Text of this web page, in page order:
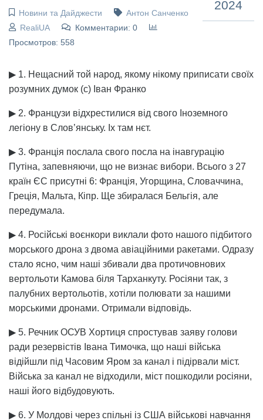
Новини та Дайджести
Антон Санченко
RealiUA
Комментарии: 0
Просмотров: 558
2024
▶ 1. Нещасний той народ, якому нікому приписати своїх
розумних думок (с) Іван Франко
▶ 2. Французи відхрестилися від свого Іноземного
легіону в Слов’янську. Іх там нєт.
▶ 3. Франція послала свого посла на інавгурацію
Путіна, запевняючи, що не визнає вибори. Всього з 27
країн ЄС присутні 6: Франція, Угорщина, Словаччина,
Греція, Мальта, Кіпр. Ще збиралася Бельгія, але
передумала.
▶ 4. Російські воєнкори виклали фото нашого підбитого
морського дрона з двома авіаційними ракетами. Одразу
стало ясно, чим наші збивали два протичовнових
вертольоти Камова біля Тарханкуту. Росіяни так, з
палубних вертольотів, хотіли полювати за нашими
морськими дронами. Отримали відповідь.
▶ 5. Речник ОСУВ Хортиця спростував заяву голови
ради резервістів Івана Тимочка, що наші війська
відійшли під Часовим Яром за канал і підірвали міст.
Війська за канал не відходили, міст пошкодили росіяни,
наші його відбудовують.
▶ 6. У Молдові через спільні із США військові навчання